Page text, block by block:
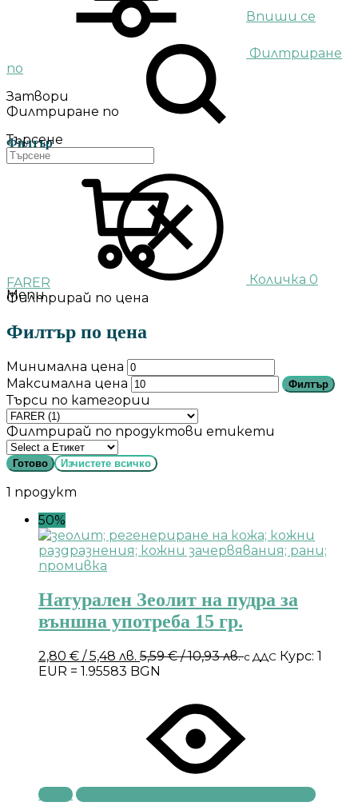
Впиши се
Търсене
Количка 0
Menu
Филтриране
по
Затвори
Филтриране по
Филтър
FARER
Филтрирай по цена
Филтър по цена
Минимална цена
Максимална цена
Филтър
Търси по категории
Филтрирай по продуктови етикети
Готово Изчистете всичко
1 продукт
50%
Натурален Зеолит на пудра за
външна употреба 15 гр.
2,80 € / 5,48 лв. 5,59€/ 10,93 лв.с ДДС Курс: 1
EUR = 1.95583 BGN
Купи